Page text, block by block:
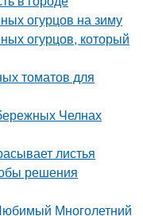
огурцов на зиму
огурцов, который
томатов для
Челнах
листья
решения
Многолетний